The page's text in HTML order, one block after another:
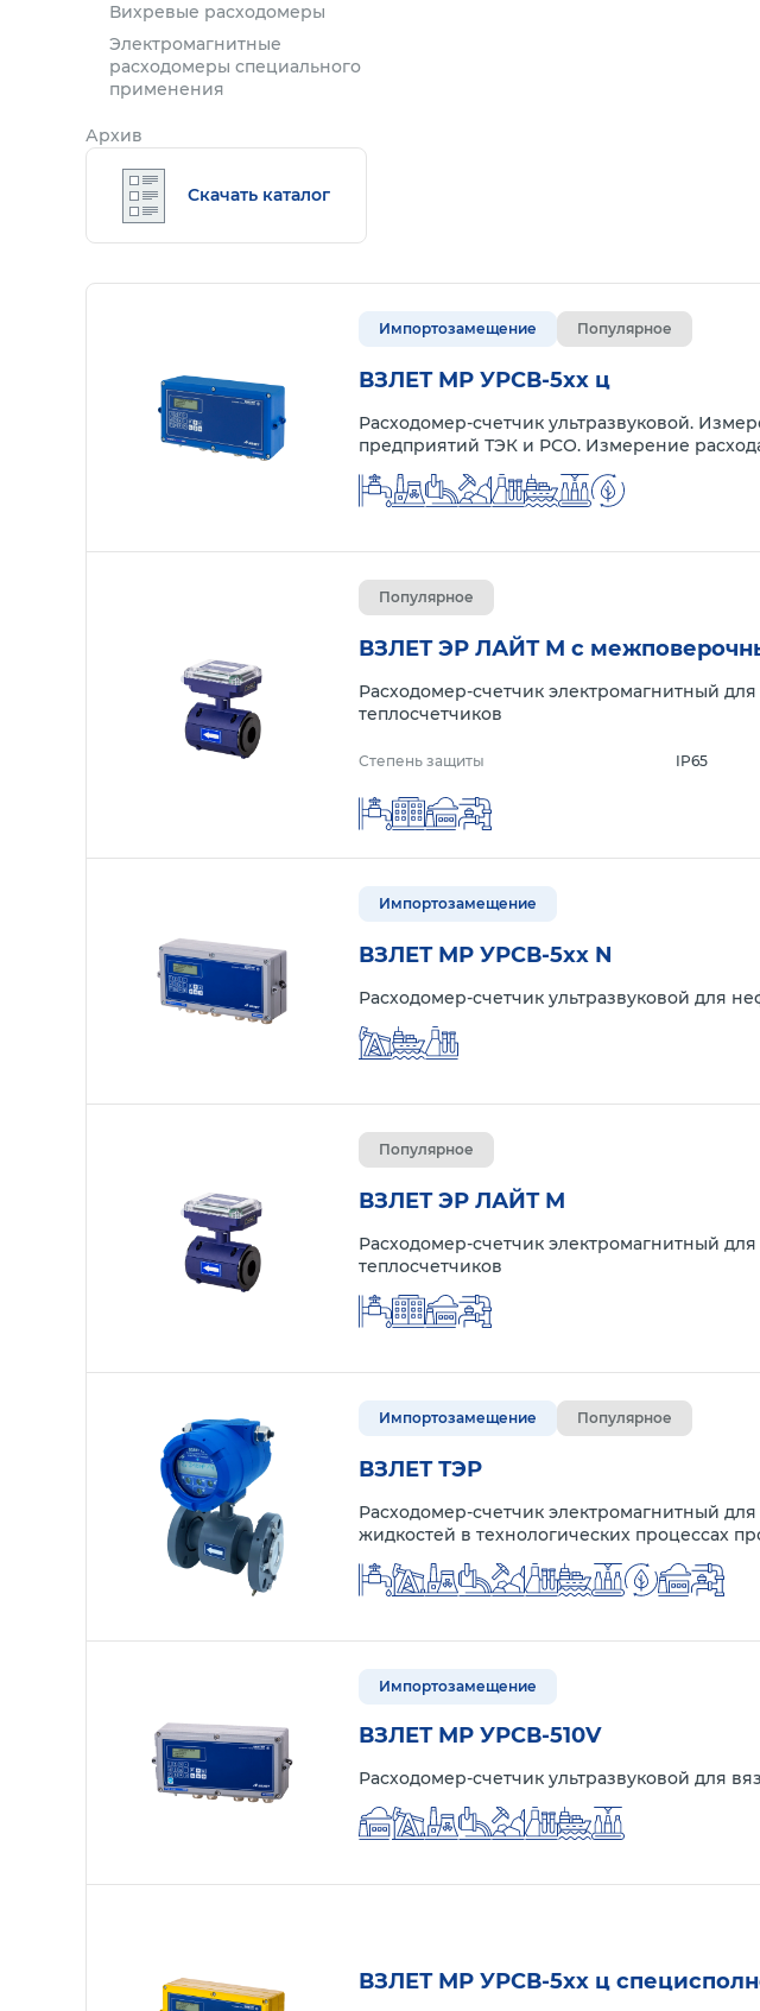
Вихревые расходомеры
Электромагнитные
расходомеры специального
применения
Архив
Скачать каталог
Импортозамещение Популярное
ВЗЛЕТ МР УРСВ-5xx ц
Расходомер-счетчик ультразвуковой.
предприятий ТЭК и РСО. Измерение
Популярное
ВЗЛЕТ ЭР ЛАЙТ М с
Расходомер-счетчик электромагнитный
теплосчетчиков
Степень защиты IP65
Импортозамещение
ВЗЛЕТ МР УРСВ-5xx N
Расходомер-счетчик ультразвуковой для
Популярное
ВЗЛЕТ ЭР ЛАЙТ М
Расходомер-счетчик электромагнитный
теплосчетчиков
Импортозамещение Популярное
ВЗЛЕТ ТЭР
Расходомер-счетчик электромагнитный
жидкостей в технологических процессах
Импортозамещение
ВЗЛЕТ МР УРСВ-510V
Расходомер-счетчик ультразвуковой для
ВЗЛЕТ МР УРСВ-5xx ц